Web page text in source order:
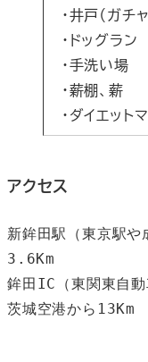
・井戸（ガチ
・ドッグラン
・手洗い場
・薪棚、薪
・ダイエット
アクセス
新鉾田駅（東京駅や
3.6Km
鉾田IC（東関東自
茨城空港から13Km